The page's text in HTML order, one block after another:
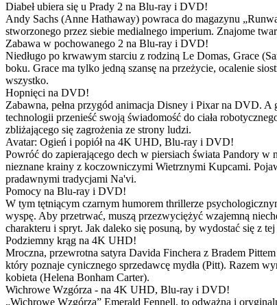
Diabeł ubiera się u Prady 2 na Blu-ray i DVD!
Andy Sachs (Anne Hathaway) powraca do magazynu
stworzonego przez siebie medialnego imperium. Znajome
Zabawa w pochowanego 2 na Blu-ray i DVD!
Niedługo po krwawym starciu z rodziną Le Domas, Grace
boku. Grace ma tylko jedną szansę na przeżycie, ocalenie
wszystko.
Hopnięci na DVD!
Zabawna, pełna przygód animacja Disney i Pixar na DVD.
technologii przenieść swoją świadomość do ciała
zbliżającego się zagrożenia ze strony ludzi.
Avatar: Ogień i popiół na 4K UHD, Blu-ray i DVD!
Powróć do zapierającego dech w piersiach świata Pandory w
nieznane krainy z koczowniczymi Wietrznymi Kupcami.
pradawnymi tradycjami Na'vi.
Pomocy na Blu-ray i DVD!
W tym tętniącym czarnym humorem thrillerze
wyspę. Aby przetrwać, muszą przezwyciężyć wzajemną
charakteru i spryt. Jak daleko się posuną, by wydostać się z
Podziemny krąg na 4K UHD!
Mroczna, przewrotna satyra Davida Finchera z Bradem
który poznaje cynicznego sprzedawcę mydła (Pitt). Razem
kobieta (Helena Bonham Carter).
Wichrowe Wzgórza - na 4K UHD, Blu-ray i DVD!
„Wichrowe Wzgórza” Emerald Fennell, to odważna i